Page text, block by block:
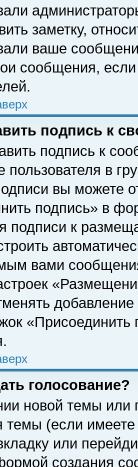
заметку,
ваше
сообщения,
подпись к
подпись к
пользователя в
вы можете
подпись» в
подписи к
вами
«Присоединить
голосование?
новой темы или
темы (если
или
создания